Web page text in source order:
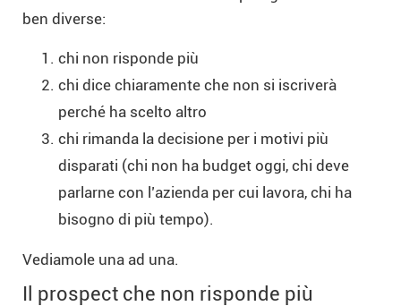
ben diverse:
chi non risponde più
chi dice chiaramente che non si iscriverà
perché ha scelto altro
chi rimanda la decisione per i motivi più
disparati (chi non ha budget oggi, chi deve
parlarne con l’azienda per cui lavora, chi ha
bisogno di più tempo).
Vediamole una ad una.
Il prospect che non risponde più